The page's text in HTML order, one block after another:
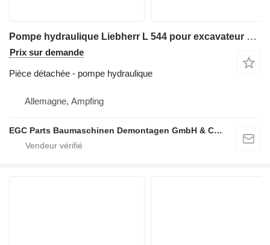
Pompe hydraulique Liebherr L 544 pour excavateur Liebherr L 544
Prix sur demande
Pièce détachée - pompe hydraulique
Allemagne, Ampfing
EGC Parts Baumaschinen Demontagen GmbH & Co. KG